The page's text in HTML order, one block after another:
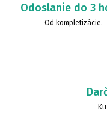
Odoslanie do 3
Od kompletizácie.